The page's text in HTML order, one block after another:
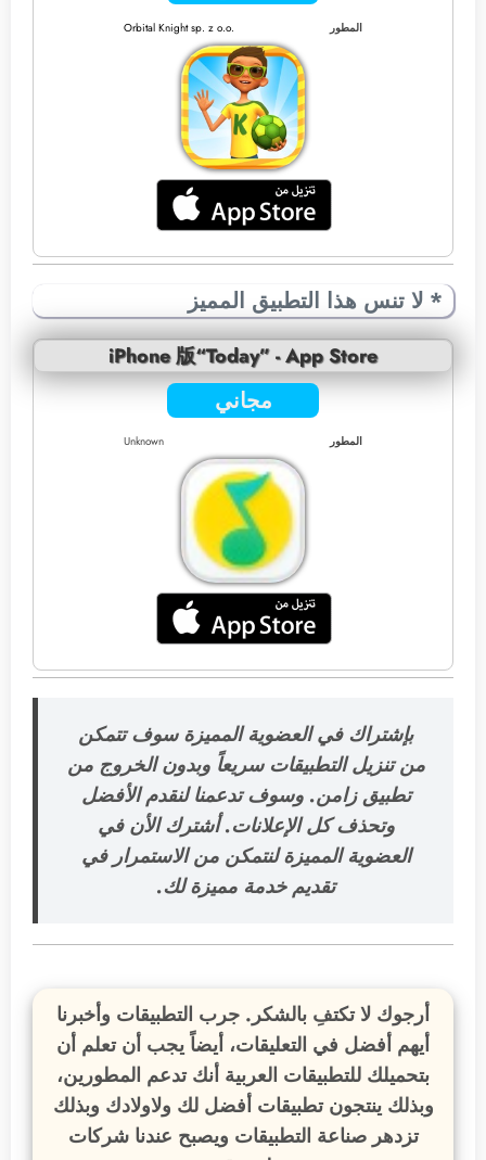
المطور Orbital Knight sp. z o.o.
* لا تنس هذا التطبيق المميز
iPhone 版“Today” - App Store
مجاني
المطور Unknown
بإشتراك في العضوية المميزة سوف تتمكن
من تنزيل التطبيقات سريعاً وبدون الخروج من
تطبيق زامن. وسوف تدعمنا لنقدم الأفضل
وتحذف كل الإعلانات. أشترك الأن في
العضوية المميزةلنتمكن من الاستمرار في
تقديم خدمة مميزة لك.
أرجوك لا تكتفِ بالشكر. جرب التطبيقات وأخبرنا
أيهم أفضل في التعليقات، أيضاً يجب أن تعلم أن
بتحميلك للتطبيقات العربية أنك تدعم المطورين،
وبذلك ينتجون تطبيقات أفضل لك ولاولادك وبذلك
تزدهر صناعة التطبيقات ويصبح عندنا شركات